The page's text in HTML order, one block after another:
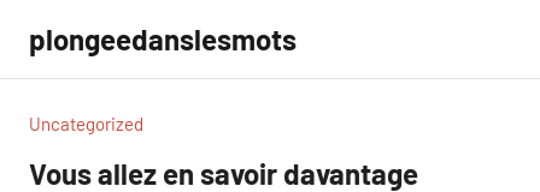
contenu
plongeedanslesmots
Uncategorized
Vous allez en savoir davantage